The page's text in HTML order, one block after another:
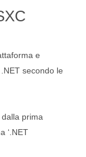
e
secondo le
prima
‘.NET